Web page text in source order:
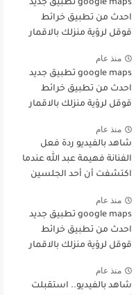
العروس دا)
google maps تطبيق جديد
احدث من تطبيق خرائط
قوقل لرؤية منزلك بالاقمار
منذ عام
google maps تطبيق جديد
احدث من تطبيق خرائط
قوقل لرؤية منزلك بالاقمار
منذ عام
شاهد بالفيديو ردة فعل
الفنانة فهيمة عبد الله عندما
اكتشفت أن أحد الجلسين
بطريقة غريبة وساخرون:
(نفس حركات ناس
المواصلات)
منذ عام
google maps تطبيق جديد
احدث من تطبيق خرائط
قوقل لرؤية منزلك بالاقمار
منذ عام
شاهد بالفيديو.. استقبلت